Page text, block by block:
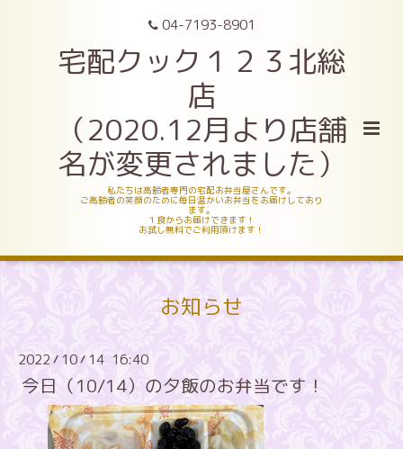
04-7193-8901
宅配クック１２３北総
店
（2020.12月より店舗
名が変更されました）
私たちは高齢者専門の宅配お弁当屋さんです。
ご高齢者の笑顔のために毎日温かいお弁当をお届けしており
ます。
１食からお届けできます！
お試し無料でご利用頂けます！
お知らせ
2022 / 10/ 14 16:40
今日（10/14）の夕飯のお弁当です！